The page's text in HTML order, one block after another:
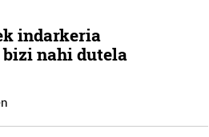
indarkeria
nahi dutela